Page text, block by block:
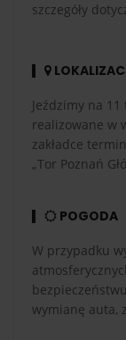
szczegóły
Jeździmy na 11
realizowane w
zakładce
„Tor Poznań
POGODA
W przypadku
wymianę auta,